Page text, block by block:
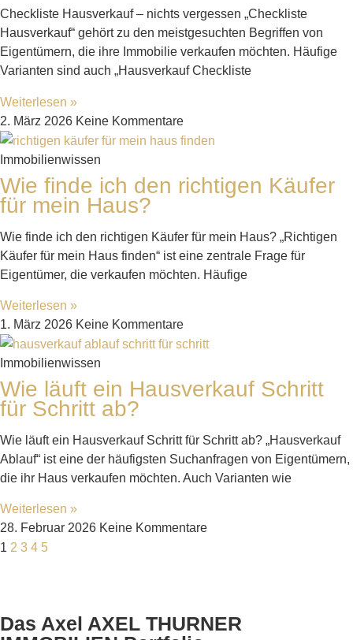
Checkliste Hausverkauf – nichts vergessen „Checkliste
Hausverkauf“ gehört zu den meistgesuchten Begriffen von
Eigentümern, die ihre Immobilie verkaufen möchten. Häufige
Varianten sind auch „Hausverkauf Checkliste
Weiterlesen »
2. März 2026 Keine Kommentare
Immobilienwissen
Wie finde ich den richtigen Käufer
für mein Haus?
Wie finde ich den richtigen Käufer für mein Haus? „Richtigen
Käufer für mein Haus finden“ ist eine zentrale Frage für
Eigentümer, die verkaufen möchten. Häufige
Weiterlesen »
1. März 2026 Keine Kommentare
Immobilienwissen
Wie läuft ein Hausverkauf Schritt
für Schritt ab?
Wie läuft ein Hausverkauf Schritt für Schritt ab? „Hausverkauf
Ablauf“ ist eine der häufigsten Suchanfragen von Eigentümern,
die ihr Haus verkaufen möchten. Auch Varianten wie
Weiterlesen »
28. Februar 2026 Keine Kommentare
1 2 3 4 5
Das Axel AXEL THURNER